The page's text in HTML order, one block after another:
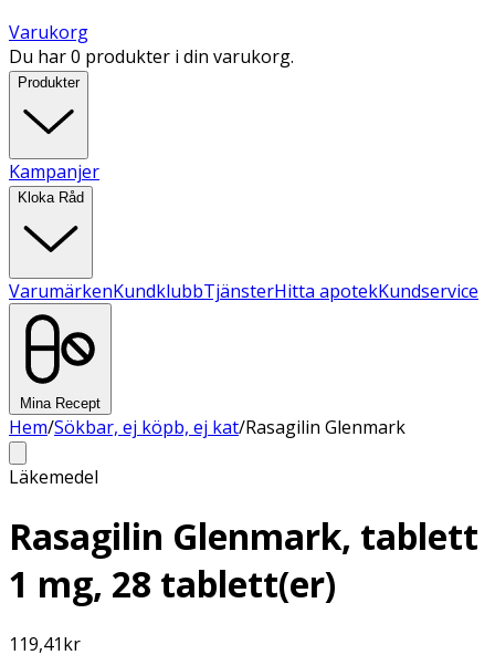
Varukorg
Du har 0 produkter i din varukorg.
Produkter
Kampanjer
Kloka Råd
VarumärkenKundklubbTjänsterHitta apotekKundservice
Mina Recept
Hem/Sökbar, ej köpb, ej kat/Rasagilin Glenmark
Läkemedel
Rasagilin Glenmark, tablett
1 mg, 28 tablett(er)
119,41kr